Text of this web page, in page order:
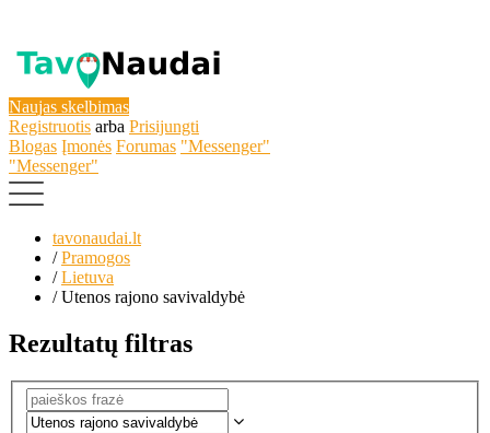
Naujas skelbimas
Registruotis arba Prisijungti
Blogas Įmonės Forumas "Messenger"
"Messenger"
tavonaudai.lt
/Pramogos
/Lietuva
/Utenos rajono savivaldybė
Rezultatų filtras